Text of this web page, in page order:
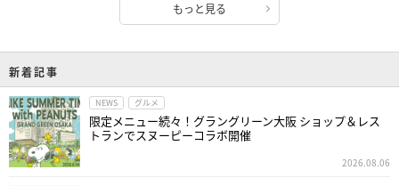
もっと見る
新着記事
NEWS グルメ
限定メニュー続々！グラングリーン大阪 ショップ＆レス
トランでスヌーピーコラボ開催
2026.08.06